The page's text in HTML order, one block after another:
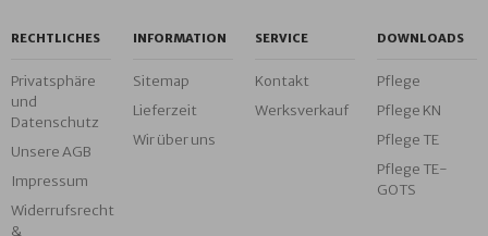
RECHTLICHES
Privatsphäre
und
Datenschutz
Unsere AGB
Impressum
Widerrufsrecht
&
INFORMATION
Sitemap
Lieferzeit
Wir über uns
SERVICE
Kontakt
Werksverkauf
DOWNLOADS
Pflege
Pflege KN
Pflege TE
Pflege TE-
GOTS